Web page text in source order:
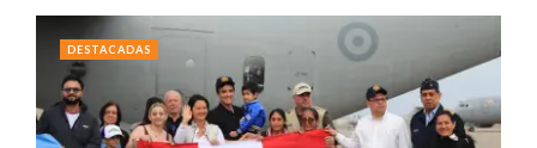
DESTACADAS